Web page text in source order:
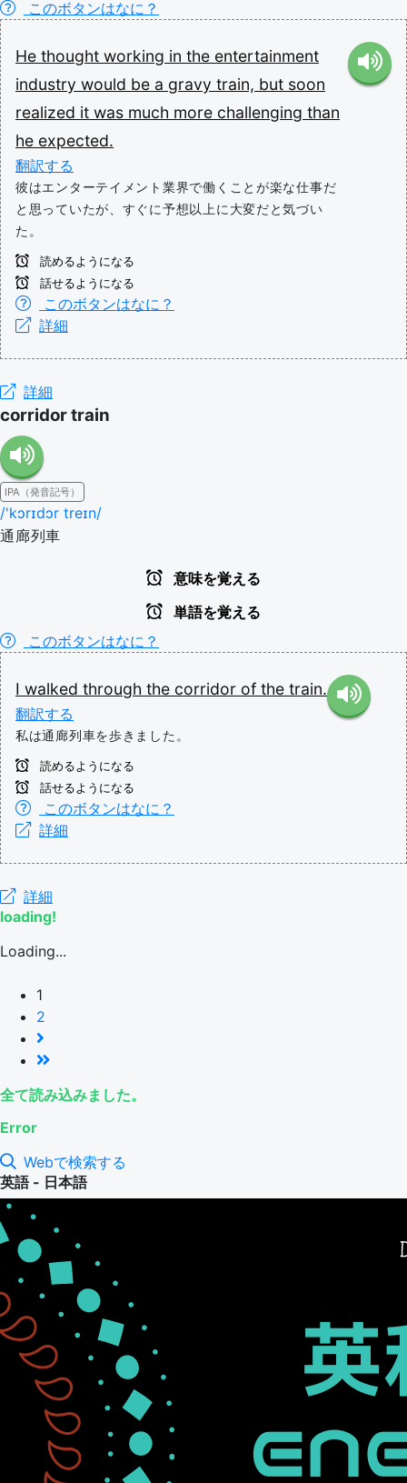
このボタンはなに？
He thought working in the entertainment
industry would be a gravy train, but soon
realized it was much more challenging than
he expected.
翻訳する
彼はエンターテイメント業界で働くことが楽な仕事だ
と思っていたが、すぐに予想以上に大変だと気づい
た。
読めるようになる
話せるようになる
このボタンはなに？
詳細
詳細
corridor train
IPA（発音記号）
/'kɔrɪdɔr treɪn/
通廊列車
意味を覚える
単語を覚える
このボタンはなに？
I walked through the corridor of the train.
翻訳する
私は通廊列車を歩きました。
読めるようになる
話せるようになる
このボタンはなに？
詳細
詳細
loading!
Loading...
1
2
全て読み込みました。
Error
Webで検索する
英語 - 日本語